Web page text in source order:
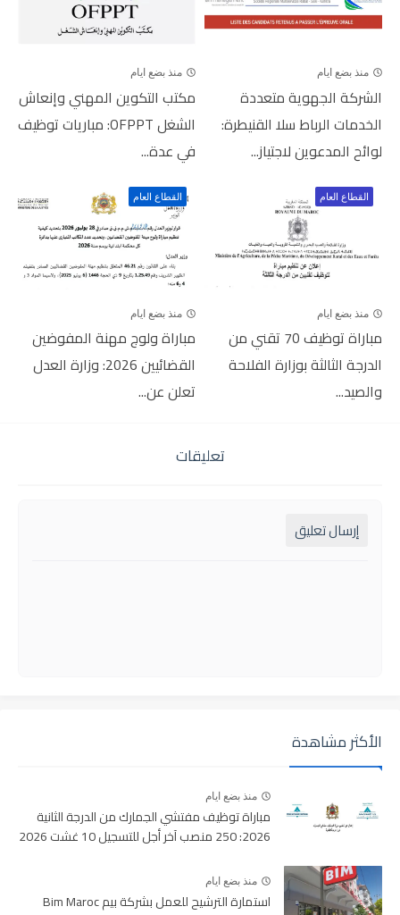
منذ بضع ايام
الشركة الجهوية متعددة
الخدمات الرباط سلا القنيطرة:
لوائح المدعوين لاجتياز...
منذ بضع ايام
مكتب التكوين المهني وإنعاش
الشغل OFPPT: مباريات توظيف
في عدة...
القطاع العام
منذ بضع ايام
مباراة توظيف 70 تقني من
الدرجة الثالثة بوزارة الفلاحة
والصيد...
القطاع العام
منذ بضع ايام
مباراة ولوج مهنة المفوضين
القضائيين 2026: وزارة العدل
تعلن عن...
تعليقات
إرسال تعليق
الأكثر مشاهدة
منذ بضع ايام
مباراة توظيف مفتشي الجمارك من الدرجة الثانية
2026: 250 منصب آخر أجل للتسجيل 10 غشت 2026
منذ بضع ايام
استمارة الترشيح للعمل بشركة بيم Bim Maroc